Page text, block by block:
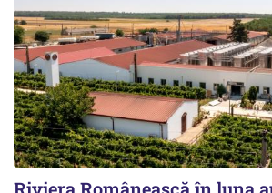
Riviera Românească în luna